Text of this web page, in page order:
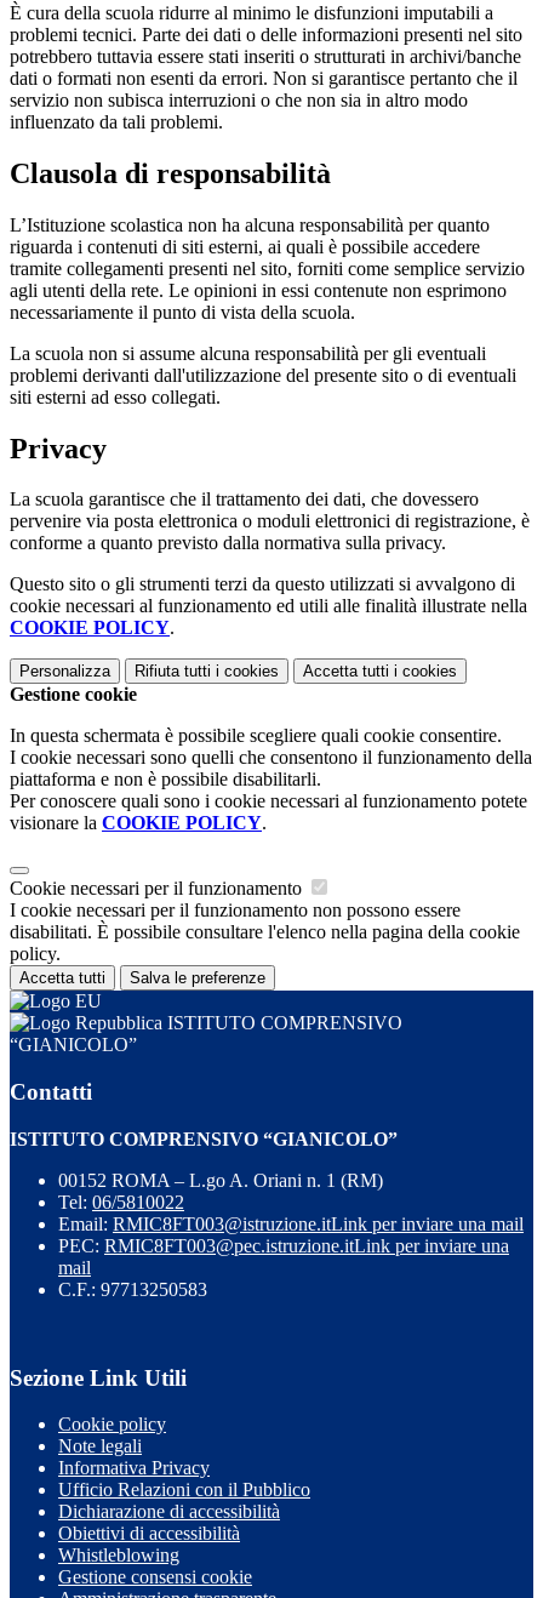
È cura della scuola ridurre al minimo le disfunzioni imputabili a
problemi tecnici. Parte dei dati o delle informazioni presenti nel sito
potrebbero tuttavia essere stati inseriti o strutturati in archivi/banche
dati o formati non esenti da errori. Non si garantisce pertanto che il
servizio non subisca interruzioni o che non sia in altro modo
influenzato da tali problemi.
Clausola di responsabilità
L’Istituzione scolastica non ha alcuna responsabilità per quanto
riguarda i contenuti di siti esterni, ai quali è possibile accedere
tramite collegamenti presenti nel sito, forniti come semplice servizio
agli utenti della rete. Le opinioni in essi contenute non esprimono
necessariamente il punto di vista della scuola.
La scuola non si assume alcuna responsabilità per gli eventuali
problemi derivanti dall'utilizzazione del presente sito o di eventuali
siti esterni ad esso collegati.
Privacy
La scuola garantisce che il trattamento dei dati, che dovessero
pervenire via posta elettronica o moduli elettronici di registrazione, è
conforme a quanto previsto dalla normativa sulla privacy.
Questo sito o gli strumenti terzi da questo utilizzati si avvalgono di
cookie necessari al funzionamento ed utili alle finalità illustrate nella
COOKIE POLICY.
Personalizza Rifiuta tutti i cookies Accetta tutti i cookies
Gestione cookie
In questa schermata è possibile scegliere quali cookie consentire.
I cookie necessari sono quelli che consentono il funzionamento della
piattaforma e non è possibile disabilitarli.
Per conoscere quali sono i cookie necessari al funzionamento potete
visionare la COOKIE POLICY.
Cookie necessari per il funzionamento
I cookie necessari per il funzionamento non possono essere
disabilitati. È possibile consultare l'elenco nella pagina della cookie
policy.
Accetta tutti Salva le preferenze
ISTITUTO COMPRENSIVO
“GIANICOLO”
Contatti
ISTITUTO COMPRENSIVO “GIANICOLO”
00152 ROMA – L.go A. Oriani n. 1 (RM)
Tel: 06/5810022
Email: RMIC8FT003@istruzione.itLink per inviare una mail
PEC: RMIC8FT003@pec.istruzione.itLink per inviare una
mail
C.F.: 97713250583
Sezione Link Utili
Cookie policy
Note legali
Informativa Privacy
Ufficio Relazioni con il Pubblico
Dichiarazione di accessibilità
Obiettivi di accessibilità
Whistleblowing
Gestione consensi cookie